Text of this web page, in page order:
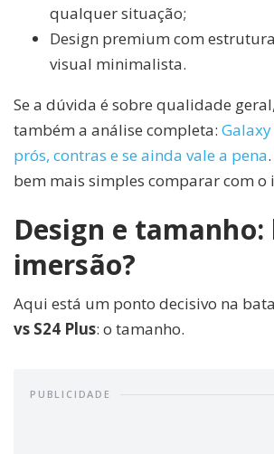
qualquer situação;
Design premium com
visual minimalista.
Se a dúvida é sobre qualidade
também a análise completa: Galaxy
prós, contras e se ainda vale a pena
bem mais simples comparar com o
Design e tamanho:
imersão?
Aqui está um ponto decisivo na
vs S24 Plus: o tamanho.
PUBLICIDADE